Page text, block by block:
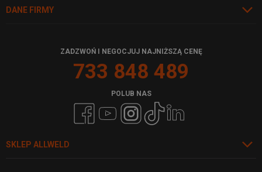
DANE FIRMY
SKLEP ALLWELD
ZADZWOŃ I NEGOCJUJ NAJNIŻSZĄ CENĘ
733 848 489
POLUB NAS